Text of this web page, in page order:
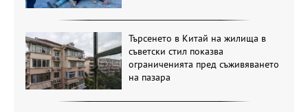
Търсенето в Китай на жилища в
съветски стил показва
ограниченията пред съживяването
на пазара